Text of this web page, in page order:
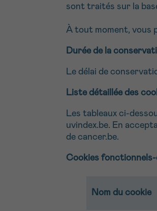
sont traités sur la
À tout moment, vous
Durée de la
Le délai de
Liste détaillée des
Les tableaux ci-
uvindex.be. En
de cancer.be.
Cookies fonctionnels-
Nom du cookie